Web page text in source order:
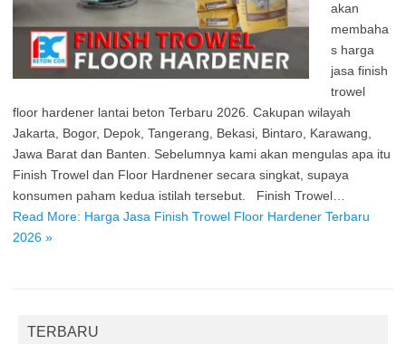
akan
membaha
s harga
jasa finish
trowel
floor hardener lantai beton Terbaru 2026. Cakupan wilayah
Jakarta, Bogor, Depok, Tangerang, Bekasi, Bintaro, Karawang,
Jawa Barat dan Banten. Sebelumnya kami akan mengulas apa itu
Finish Trowel dan Floor Hardnener secara singkat, supaya
konsumen paham kedua istilah tersebut. Finish Trowel…
Read More: Harga Jasa Finish Trowel Floor Hardener Terbaru
2026 »
TERBARU